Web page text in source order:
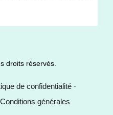
droits réservés.
de confidentialité -
Conditions générales